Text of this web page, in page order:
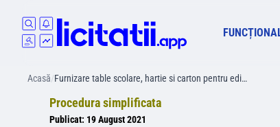
Acasă/Furnizare table scolare, hartie si carton pentru edi…
Procedura simplificata
Publicat: 19 August 2021